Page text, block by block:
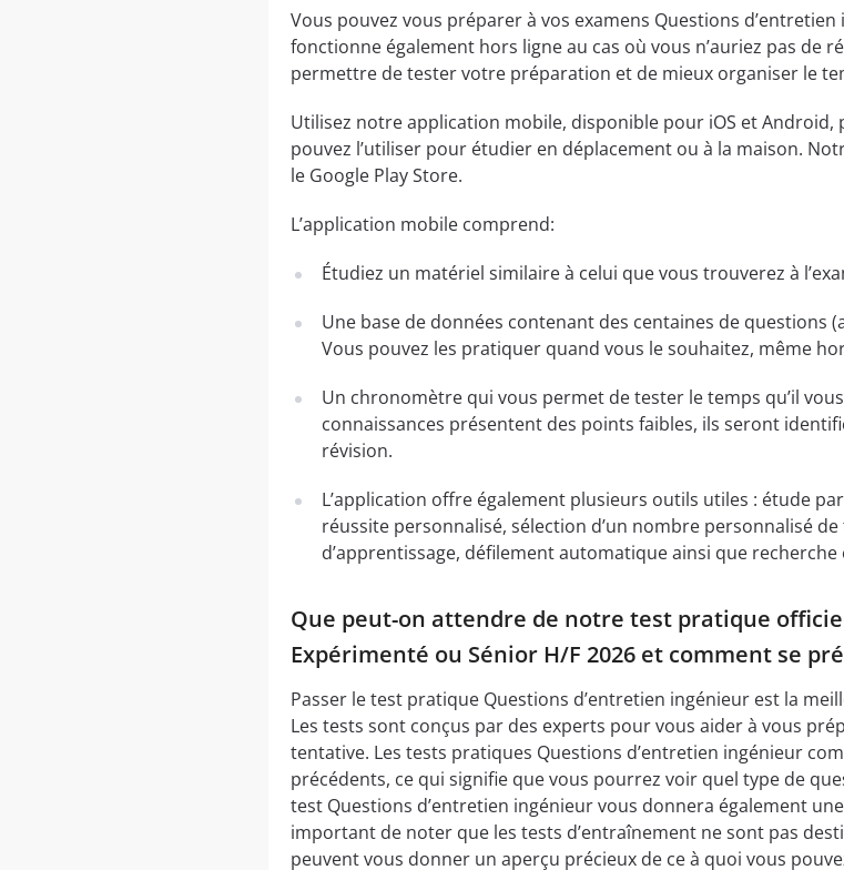
Vous pouvez vous préparer à vos examens Questions
fonctionne également hors ligne au cas où vous n’auriez pas de
permettre de tester votre préparation et de mieux organiser le
Utilisez notre application mobile, disponible pour iOS et
pouvez l’utiliser pour étudier en déplacement ou à la maison.
le Google Play Store.
L’application mobile comprend:
Étudiez un matériel similaire à celui que vous trouverez à
Une base de données contenant des centaines de questions
Vous pouvez les pratiquer quand vous le souhaitez, même
Un chronomètre qui vous permet de tester le temps qu’il
connaissances présentent des points faibles, ils seront
révision.
L’application offre également plusieurs outils utiles : étude
réussite personnalisé, sélection d’un nombre personnalisé
d’apprentissage, défilement automatique ainsi que
Que peut-on attendre de notre test pratique
Expérimenté ou Sénior H/F 2026 et comment se
Passer le test pratique Questions d’entretien ingénieur est la
Les tests sont conçus par des experts pour vous aider à vous
tentative. Les tests pratiques Questions d’entretien ingénieur
précédents, ce qui signifie que vous pourrez voir quel type de
test Questions d’entretien ingénieur vous donnera également
important de noter que les tests d’entraînement ne sont pas
peuvent vous donner un aperçu précieux de ce à quoi vous